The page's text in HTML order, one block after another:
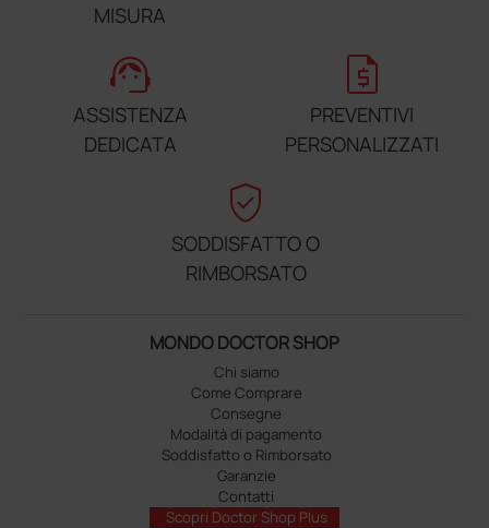
MISURA
support_agent
ASSISTENZA
DEDICATA
request_quote
PREVENTIVI
PERSONALIZZATI
verified_user
SODDISFATTO O
RIMBORSATO
MONDO DOCTOR SHOP
Chi siamo
Come Comprare
Consegne
Modalità di pagamento
Soddisfatto o Rimborsato
Garanzie
Contatti
Scopri Doctor Shop Plus